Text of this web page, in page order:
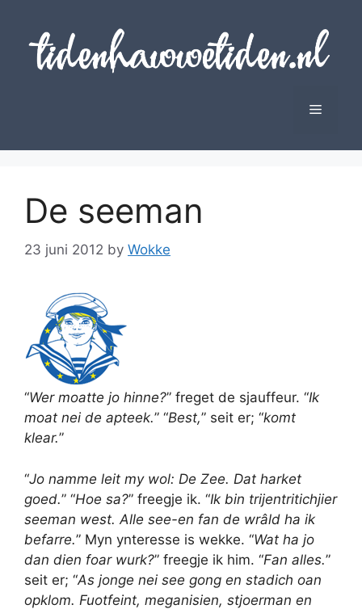
content
Menu
De seeman
23 juni 2012 by Wokke
“Wer moatte jo hinne?” freget de sjauffeur. “Ik
moat nei de apteek.” “Best,” seit er; “komt
klear.”
“Jo namme leit my wol: De Zee. Dat harket
goed.” “Hoe sa?” freegje ik. “Ik bin trijentritichjier
seeman west. Alle see-en fan de wrâld ha ik
befarre.” Myn ynteresse is wekke. “Wat ha jo
dan dien foar wurk?” freegje ik him. “Fan alles.”
seit er; “As jonge nei see gong en stadich oan
opklom. Fuotfeint, meganisien, stjoerman en